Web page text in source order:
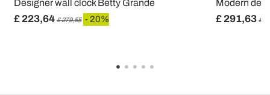
Designer wall clock Betty Grande
£ 223,64 £ 279,55 - 20%
Modern
£ 291,63 £